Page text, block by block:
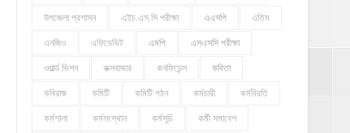
উপজেলা প্রশাসন এইচ.এস.সি পরীক্ষা এএসপি এতিম
এনজিও এফিডেভিট এমপি এসএসসি পরীক্ষা
ওয়ার্ল্ড ভিশন কক্সবাজার কনফিডেন্স কবিতা
কবিরাজ কমিটি কমিটি গঠন কর্মচারী কর্মবিরতি
কর্মশালা কর্মসংস্থান কর্মসূচি কর্মী সমাবেশ